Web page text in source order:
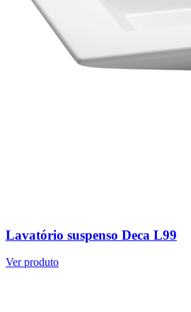
Lavatório suspenso Deca L99
Ver produto